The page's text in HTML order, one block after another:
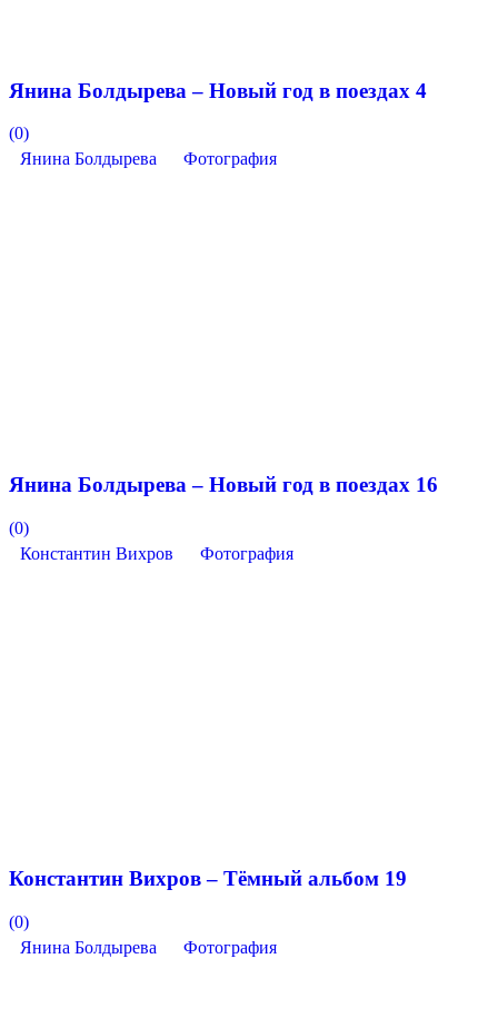
Янина Болдырева – Новый год в поездах 4
(0)
Янина Болдырева
Фотография
Янина Болдырева – Новый год в поездах 16
(0)
Константин Вихров
Фотография
Константин Вихров – Тёмный альбом 19
(0)
Янина Болдырева
Фотография